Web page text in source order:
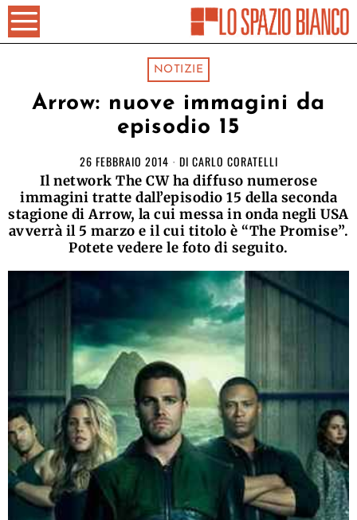
NOTIZIE
Arrow: nuove immagini da
episodio 15
26 FEBBRAIO 2014 DI CARLO CORATELLI
Il network The CW ha diffuso numerose
immagini tratte dall’episodio 15 della seconda
stagione di Arrow, la cui messa in onda negli USA
avverrà il 5 marzo e il cui titolo è “The Promise”.
Potete vedere le foto di seguito.